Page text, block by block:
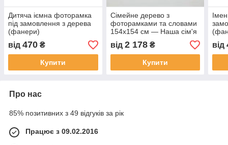
Дитяча іємна фоторамка
під замовлення з дерева
(фанери)
від 470 ₴
Купити
Сімейне дерево з
фоторамками та словами
154х154 см — Наша сім'я
— 5
від 2 178₴
Купити
від
Про нас
85% позитивних з 49 відгуків за рік
Працює з 09.02.2016